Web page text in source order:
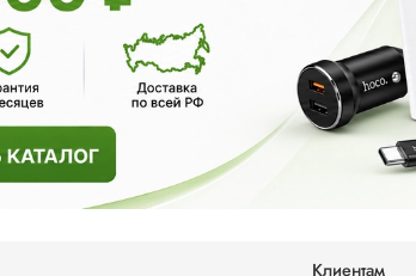
Клиентам